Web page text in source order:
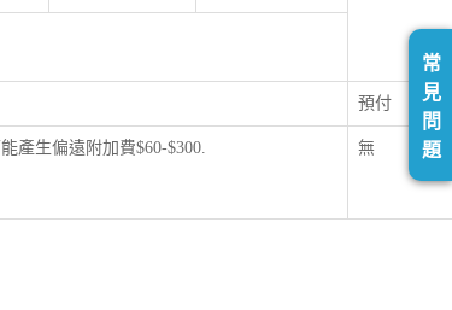
預付
產生偏遠附加費$60-$300. 無
常
見
問
題